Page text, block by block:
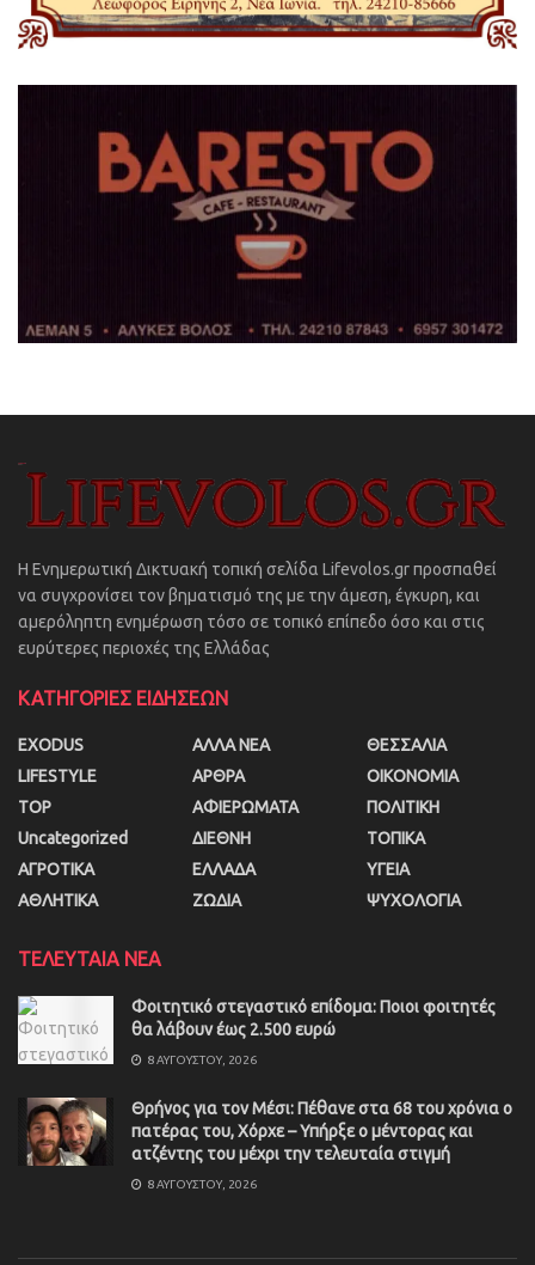
Η Ενημερωτική Δικτυακή τοπική σελίδα Lifevolos.gr προσπαθεί
να συγχρονίσει τον βηματισμό της με την άμεση, έγκυρη, και
αμερόληπτη ενημέρωση τόσο σε τοπικό επίπεδο όσο και στις
ευρύτερες περιοχές της Ελλάδας
ΚΑΤΗΓΟΡΙΕΣ ΕΙΔΗΣΕΩΝ
EXODUS
LIFESTYLE
TOP
Uncategorized
ΑΓΡΟΤΙΚΑ
ΑΘΛΗΤΙΚΑ
ΑΛΛΑ ΝΕΑ
ΑΡΘΡΑ
ΑΦΙΕΡΩΜΑΤΑ
ΔΙΕΘΝΗ
ΕΛΛΑΔΑ
ΖΩΔΙΑ
ΘΕΣΣΑΛΙΑ
ΟΙΚΟΝΟΜΙΑ
ΠΟΛΙΤΙΚΗ
ΤΟΠΙΚΑ
ΥΓΕΙΑ
ΨΥΧΟΛΟΓΙΑ
ΤΕΛΕΥΤΑΙΑ ΝΕΑ
Φοιτητικό στεγαστικό επίδομα: Ποιοι φοιτητές
θα λάβουν έως 2.500 ευρώ
8 ΑΥΓΟΎΣΤΟΥ, 2026
Θρήνος για τον Μέσι: Πέθανε στα 68 του χρόνια ο
πατέρας του, Χόρχε – Υπήρξε ο μέντορας και
ατζέντης του μέχρι την τελευταία στιγμή
8 ΑΥΓΟΎΣΤΟΥ, 2026